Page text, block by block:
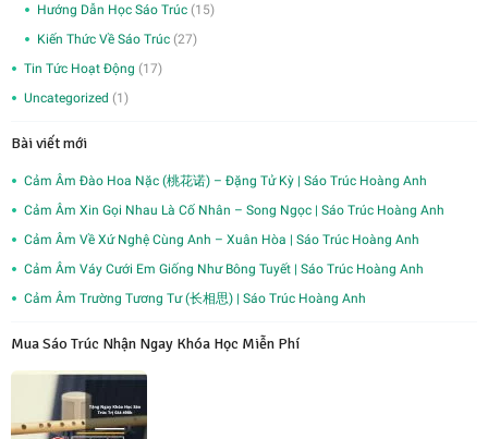
Hướng Dẫn Học Sáo Trúc (15)
Kiến Thức Về Sáo Trúc (27)
Tin Tức Hoạt Động (17)
Uncategorized (1)
Bài viết mới
Cảm Âm Đào Hoa Nặc (桃花诺) – Đặng Tử Kỳ | Sáo Trúc Hoàng Anh
Cảm Âm Xin Gọi Nhau Là Cố Nhân – Song Ngọc | Sáo Trúc Hoàng Anh
Cảm Âm Về Xứ Nghệ Cùng Anh – Xuân Hòa | Sáo Trúc Hoàng Anh
Cảm Âm Váy Cưới Em Giống Như Bông Tuyết | Sáo Trúc Hoàng Anh
Cảm Âm Trường Tương Tư (长相思) | Sáo Trúc Hoàng Anh
Mua Sáo Trúc Nhận Ngay Khóa Học Miễn Phí